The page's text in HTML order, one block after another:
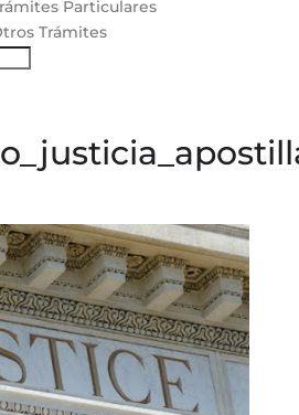
Particulares
Trámites